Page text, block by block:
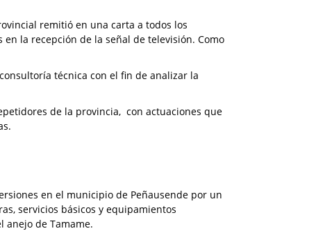
remitió en una carta a todos los
la recepción de la señal de televisión. Como
técnica con el fin de analizar la
de la provincia, con actuaciones que
en el municipio de Peñausende por un
servicios básicos y equipamientos
de Tamame.